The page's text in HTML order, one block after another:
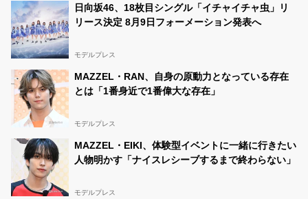
日向坂46、18枚目シングル「イチャイチャ虫」リ
リース決定 8月9日フォーメーション発表へ
モデルプレス
MAZZEL・RAN、自身の原動力となっている存在
とは「1番身近で1番偉大な存在」
モデルプレス
MAZZEL・EIKI、体験型イベントに一緒に行きたい
人物明かす「ナイスレシーブするまで終わらない」
モデルプレス